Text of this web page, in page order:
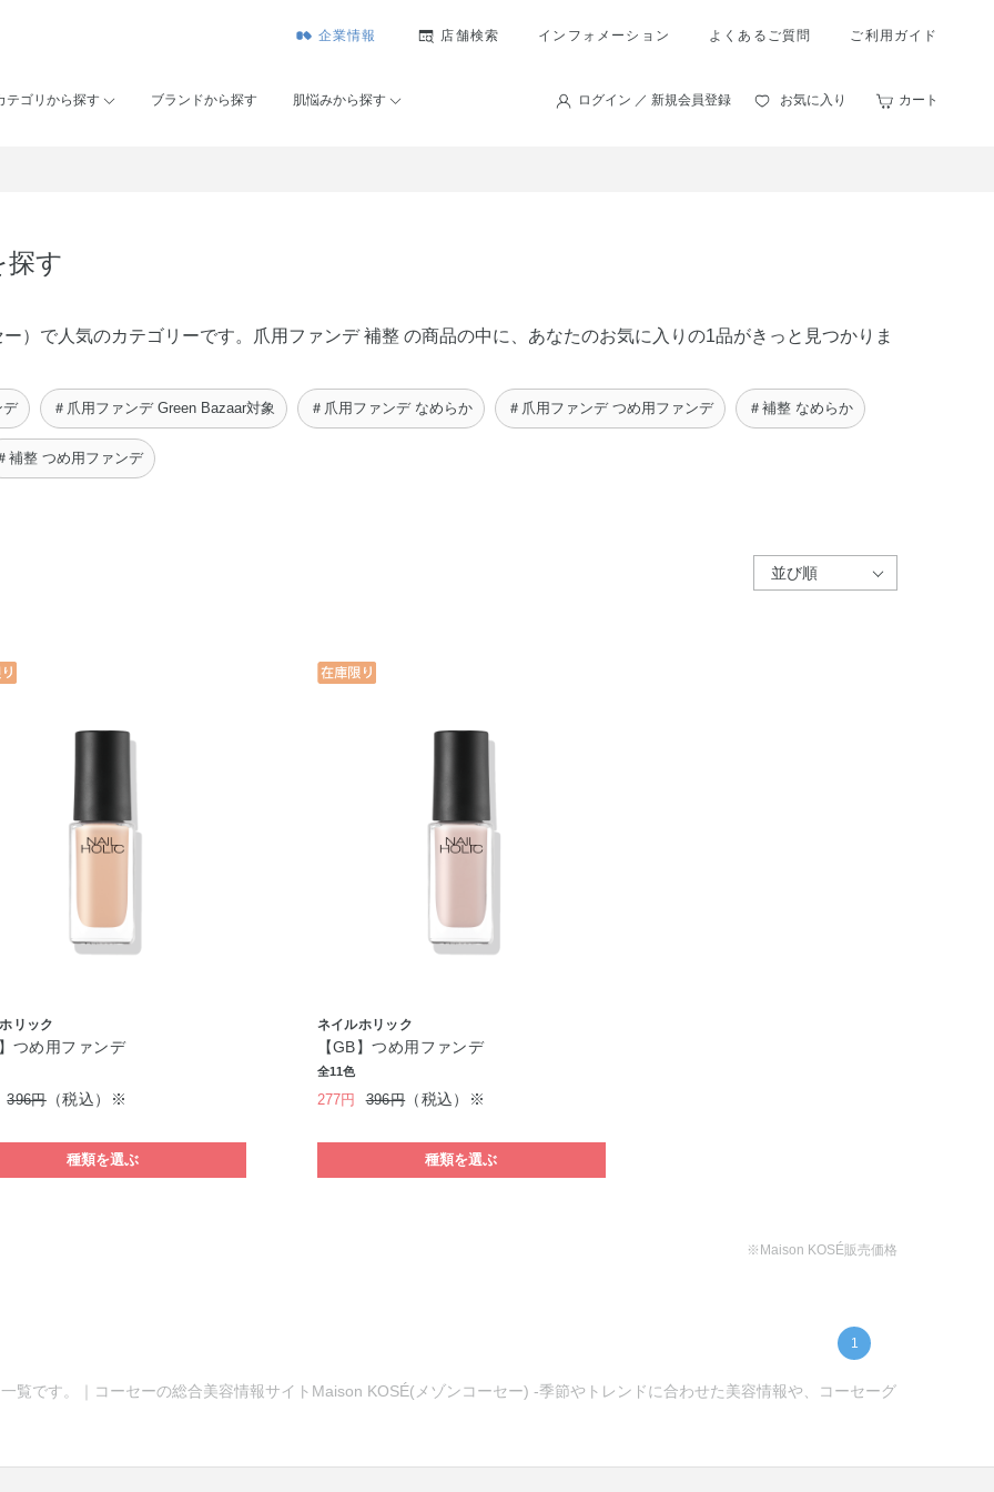
企業情報 店舗検索 インフォメーション よくあるご質問 ご利用ガイド
テゴリから探す ブランドから探す 肌悩みから探す ログイン ／ 新規会員登録 お気に入り カート
探す
）で人気のカテゴリーです。爪用ファンデ 補整 の商品の中に、あなたのお気に入りの1品がきっと見つかりま
デ ＃爪用ファンデ Green Bazaar対象 ＃爪用ファンデ なめらか ＃爪用ファンデ つめ用ファンデ ＃補整 なめらか
補整 つめ用ファンデ
リック
つめ用ファンデ
396円（税込）※
種類を選ぶ
ネイルホリック
【GB】つめ用ファンデ
全11色
277円 396円（税込）※
種類を選ぶ
※Maison KOSÉ販売価格
1
覧です。｜コーセーの総合美容情報サイトMaison KOSÉ(メゾンコーセー) -季節やトレンドに合わせた美容情報や、コーセーグ